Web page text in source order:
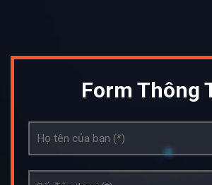
Form Thông